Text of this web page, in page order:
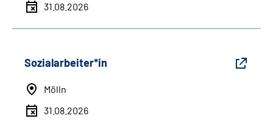
31.08.2026
Sozialarbeiter*in
Mölln
31.08.2026